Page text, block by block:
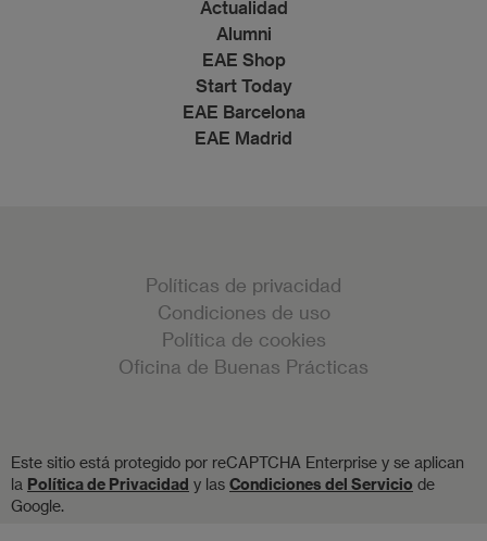
Actualidad
Alumni
EAE Shop
Start Today
EAE Barcelona
EAE Madrid
Políticas de privacidad
Condiciones de uso
Política de cookies
Oficina de Buenas Prácticas
Este sitio está protegido por reCAPTCHA Enterprise y se aplican
la Política de Privacidad y las Condiciones del Servicio de
Google.